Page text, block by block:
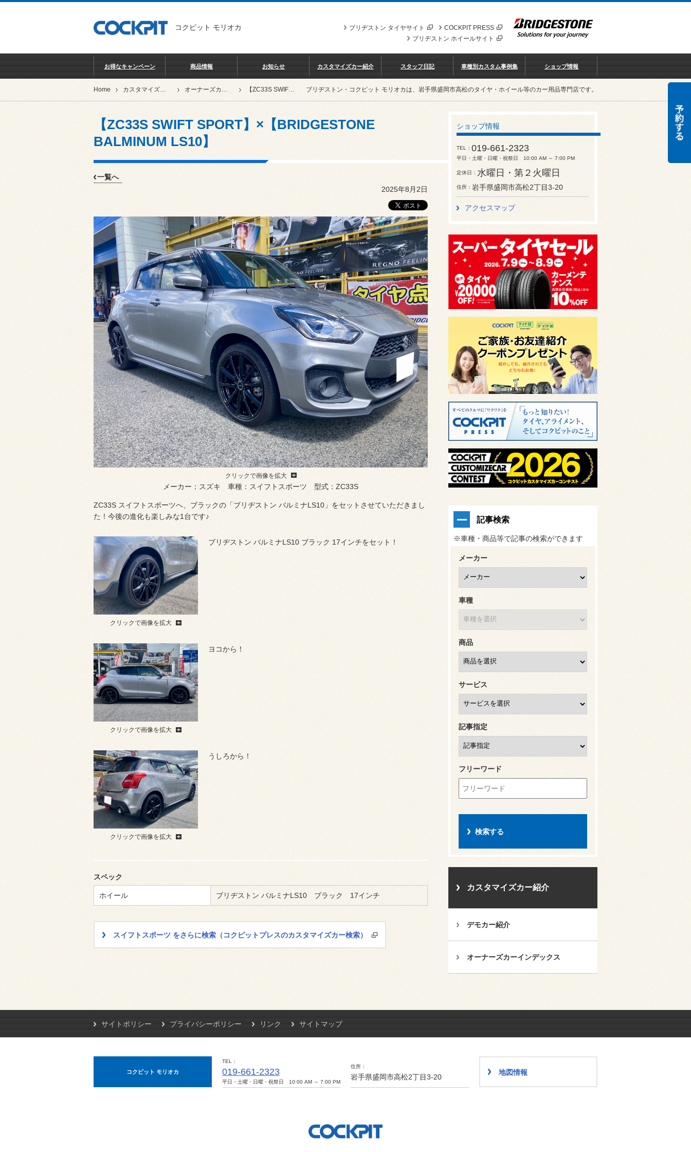
コクピット モリオカ COCKPIT PRESS
ブリヂストン タイヤサイト
ブリヂストン ホイールサイト
お得なキャンペーン 商品情報 お知らせ カスタマイズカー紹介 スタッフ日記 車種別カスタム事例集 ショップ情報
Home カスタマイズカー紹介 オーナーズカーインデックス 【ZC33S SWIFT SPORT】×【BRIDGESTONE BALMINUM LS10】 ブリヂストン・コクピット モリオカは、岩手県盛岡市高松のタイヤ・ホイール等のカー用品専門店です。
【ZC33S SWIFT SPORT】×【BRIDGESTONE
BALMINUM LS10】
一覧へ
2025年8月2日
クリックで画像を拡大
メーカー：スズキ 車種：スイフトスポーツ 型式：ZC33S
ZC33S スイフトスポーツへ、ブラックの「ブリヂストン バルミナLS10」をセットさせていただきまし
た！今後の進化も楽しみな1台です♪
クリックで画像を拡大
ブリヂストン バルミナLS10 ブラック 17インチをセット！
クリックで画像を拡大
ヨコから！
クリックで画像を拡大
うしろから！
スペック
ホイール ブリヂストン バルミナLS10 ブラック 17インチ
スイフトスポーツ をさらに検索（コクピットプレスのカスタマイズカー検索）
ショップ情報
TEL 019-661-2323
平日・土曜・日曜・祝祭日 10:00 AM ～ 7:00 PM
定休日 水曜日・第２火曜日
住所 岩手県盛岡市高松2丁目3-20
アクセスマップ
記事検索
※車種・商品等で記事の検索ができます
メーカー
車種
商品
サービス
記事指定
フリーワード
カスタマイズカー紹介
デモカー紹介
オーナーズカーインデックス
サイトポリシー プライバシーポリシー リンク サイトマップ
コクピット モリオカ
TEL
019-661-2323
平日・土曜・日曜・祝祭日 10:00 AM ～ 7:00 PM
住所
岩手県盛岡市高松2丁目3-20
地図情報